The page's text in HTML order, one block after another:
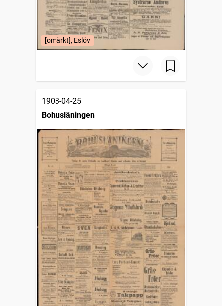
[omärkt], Eslöv
1903-04-25
Bohusläningen